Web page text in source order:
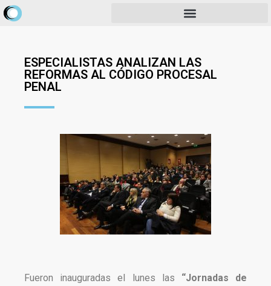
ESPECIALISTAS ANALIZAN LAS
REFORMAS AL CÓDIGO PROCESAL
PENAL
Fueron inauguradas el lunes las “Jornadas de